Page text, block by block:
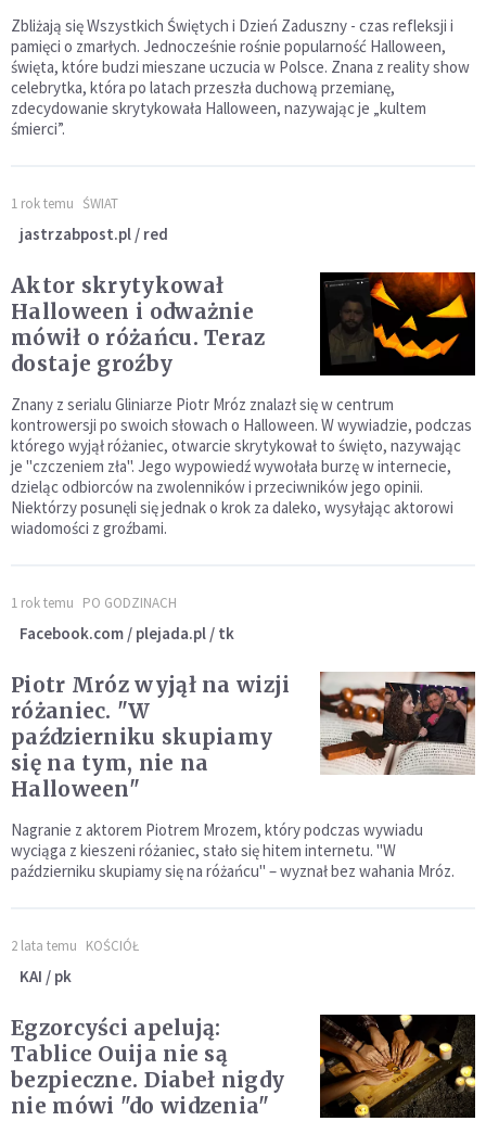
Zbliżają się Wszystkich Świętych i Dzień Zaduszny - czas refleksji i
pamięci o zmarłych. Jednocześnie rośnie popularność Halloween,
święta, które budzi mieszane uczucia w Polsce. Znana z reality show
celebrytka, która po latach przeszła duchową przemianę,
zdecydowanie skrytykowała Halloween, nazywając je „kultem
śmierci”.
1 rok temu ŚWIAT
jastrzabpost.pl / red
Aktor skrytykował
Halloween i odważnie
mówił o różańcu. Teraz
dostaje groźby
Znany z serialu Gliniarze Piotr Mróz znalazł się w centrum
kontrowersji po swoich słowach o Halloween. W wywiadzie, podczas
którego wyjął różaniec, otwarcie skrytykował to święto, nazywając
je "czczeniem zła". Jego wypowiedź wywołała burzę w internecie,
dzieląc odbiorców na zwolenników i przeciwników jego opinii.
Niektórzy posunęli się jednak o krok za daleko, wysyłając aktorowi
wiadomości z groźbami.
1 rok temu PO GODZINACH
Facebook.com / plejada.pl / tk
Piotr Mróz wyjął na wizji
różaniec. "W
październiku skupiamy
się na tym, nie na
Halloween"
Nagranie z aktorem Piotrem Mrozem, który podczas wywiadu
wyciąga z kieszeni różaniec, stało się hitem internetu. "W
październiku skupiamy się na różańcu" – wyznał bez wahania Mróz.
2 lata temu KOŚCIÓŁ
KAI / pk
Egzorcyści apelują:
Tablice Ouija nie są
bezpieczne. Diabeł nigdy
nie mówi "do widzenia"